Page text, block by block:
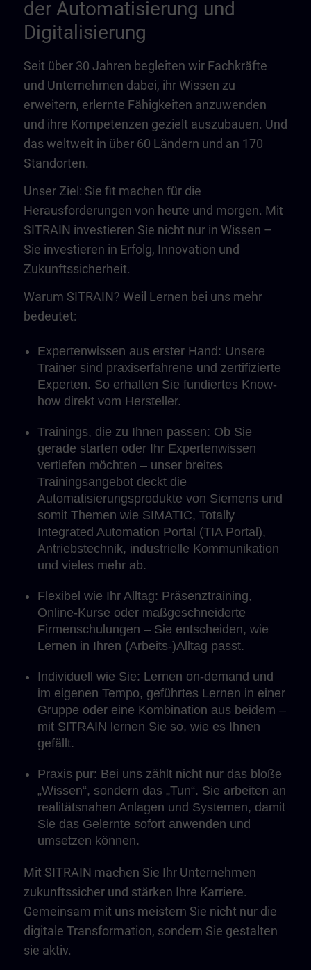
der Automatisierung und
Digitalisierung
Seit über 30 Jahren begleiten wir Fachkräfte
und Unternehmen dabei, ihr Wissen zu
erweitern, erlernte Fähigkeiten anzuwenden
und ihre Kompetenzen gezielt auszubauen. Und
das weltweit in über 60 Ländern und an 170
Standorten.
Unser Ziel: Sie fit machen für die
Herausforderungen von heute und morgen. Mit
SITRAIN investieren Sie nicht nur in Wissen –
Sie investieren in Erfolg, Innovation und
Zukunftssicherheit.
Warum SITRAIN? Weil Lernen bei uns mehr
bedeutet:
Expertenwissen aus erster Hand: Unsere
Trainer sind praxiserfahrene und zertifizierte
Experten. So erhalten Sie fundiertes Know-
how direkt vom Hersteller.
Trainings, die zu Ihnen passen: Ob Sie
gerade starten oder Ihr Expertenwissen
vertiefen möchten – unser breites
Trainingsangebot deckt die
Automatisierungsprodukte von Siemens und
somit Themen wie SIMATIC, Totally
Integrated Automation Portal (TIA Portal),
Antriebstechnik, industrielle Kommunikation
und vieles mehr ab.
Flexibel wie Ihr Alltag: Präsenztraining,
Online-Kurse oder maßgeschneiderte
Firmenschulungen – Sie entscheiden, wie
Lernen in Ihren (Arbeits-)Alltag passt.
Individuell wie Sie: Lernen on-demand und
im eigenen Tempo, geführtes Lernen in einer
Gruppe oder eine Kombination aus beidem –
mit SITRAIN lernen Sie so, wie es Ihnen
gefällt.
Praxis pur: Bei uns zählt nicht nur das bloße
„Wissen“, sondern das „Tun“. Sie arbeiten an
realitätsnahen Anlagen und Systemen, damit
Sie das Gelernte sofort anwenden und
umsetzen können.
Mit SITRAIN machen Sie Ihr Unternehmen
zukunftssicher und stärken Ihre Karriere.
Gemeinsam mit uns meistern Sie nicht nur die
digitale Transformation, sondern Sie gestalten
sie aktiv.